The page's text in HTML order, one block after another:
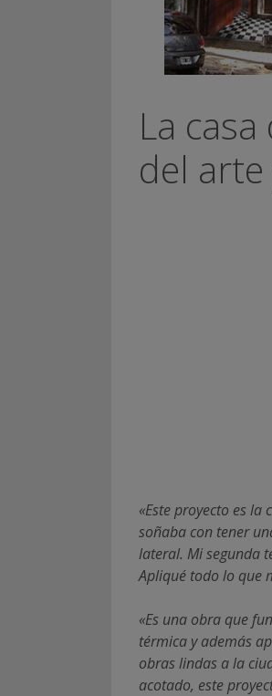
La
del
«Este proyecto es
soñaba con tener
lateral. Mi segunda
Apliqué todo lo que
«Es una obra que
térmica y además
obras lindas a la
acotado, este